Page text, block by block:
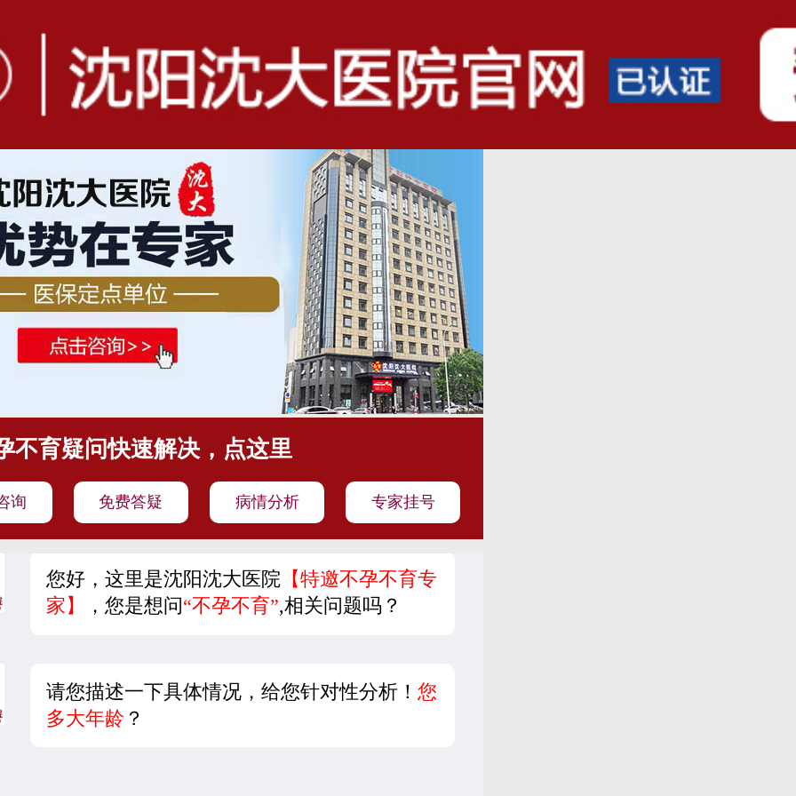
不育疑问快速解决，点这里
询 免费答疑 病情分析 专家挂号
您好，这里是沈阳沈大医院【特邀不孕不育专
家】
，您是想问“不孕不育”,相关问题吗？
请您描述一下具体情况，给您针对性分析！ 您
多大年龄 ？